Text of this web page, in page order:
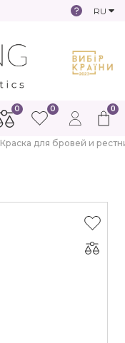
RU
0
0 0
Краска для бровей и